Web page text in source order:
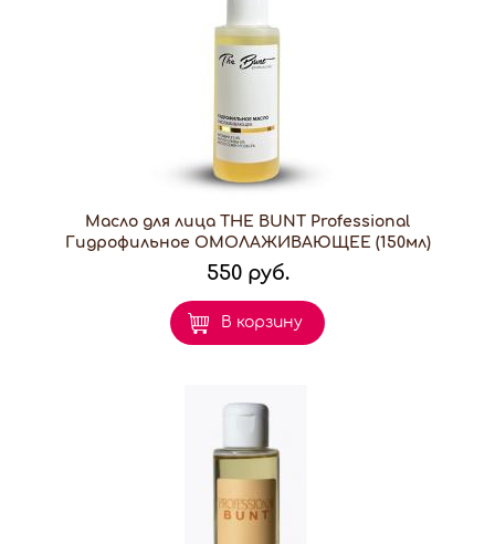
Масло для лица THE BUNT Professional
Гидрофильное ОМОЛАЖИВАЮЩЕЕ (150мл)
550 руб.
В корзину